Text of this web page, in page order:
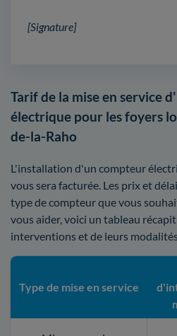
[Signature]
Tarif de la mise en service
électrique pour les foyers
de-la-Raho
L'installation d'un compteur
vous sera facturée. Les prix et
type de compteur que vous
vous aider, voici un tableau
interventions et de leurs
Type de mise en service